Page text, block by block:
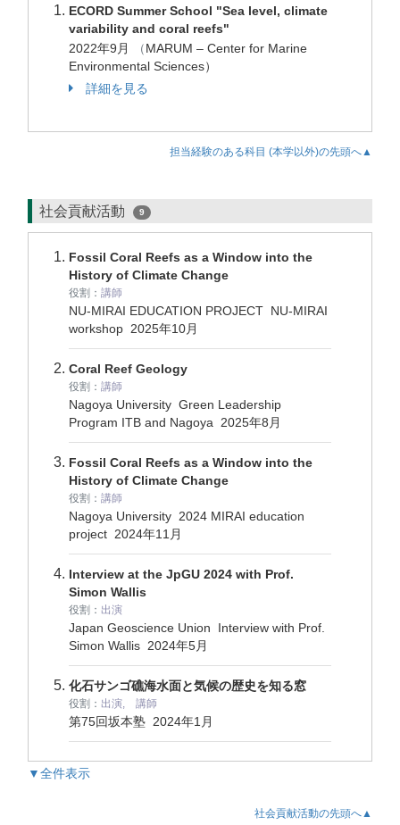
ECORD Summer School "Sea level, climate
variability and coral reefs"
2022年9月
（MARUM – Center for Marine
Environmental Sciences）
詳細を見る
担当経験のある科目 (本学以外)の先頭へ▲
社会貢献活動 9
Fossil Coral Reefs as a Window into the
History of Climate Change
役割： 講師
NU-MIRAI EDUCATION PROJECT NU-MIRAI
workshop 2025年10月
Coral Reef Geology
役割： 講師
Nagoya University Green Leadership
Program ITB and Nagoya 2025年8月
Fossil Coral Reefs as a Window into the
History of Climate Change
役割： 講師
Nagoya University 2024 MIRAI education
project 2024年11月
Interview at the JpGU 2024 with Prof.
Simon Wallis
役割： 出演
Japan Geoscience Union Interview with Prof.
Simon Wallis 2024年5月
化石サンゴ礁海水面と気候の歴史を知る窓
役割： 出演, 講師
第75回坂本塾 2024年1月
▼全件表示
社会貢献活動の先頭へ▲